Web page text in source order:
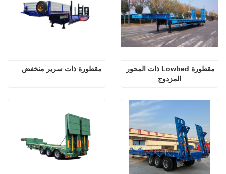
مقطورة ذات سرير منخفض
المزدوج